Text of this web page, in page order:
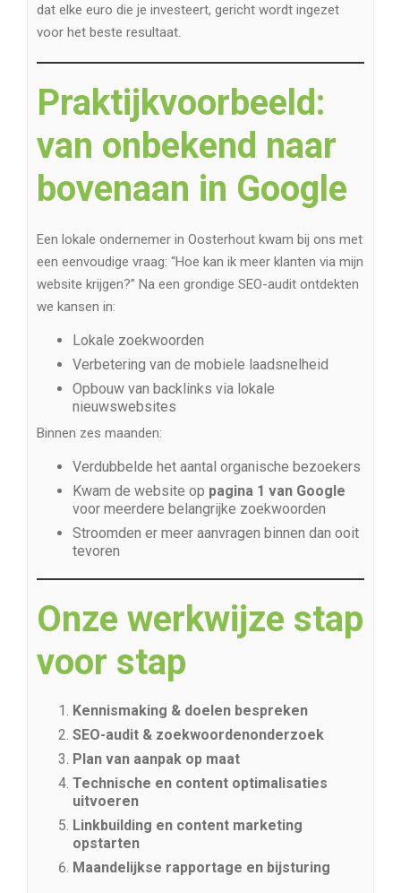
dat elke euro die je investeert, gericht wordt ingezet
voor het beste resultaat.
Praktijkvoorbeeld:
van onbekend naar
bovenaan in Google
Een lokale ondernemer in Oosterhout kwam bij ons met
een eenvoudige vraag: “Hoe kan ik meer klanten via mijn
website krijgen?” Na een grondige SEO-audit ontdekten
we kansen in:
Lokale zoekwoorden
Verbetering van de mobiele laadsnelheid
Opbouw van backlinks via lokale
nieuwswebsites
Binnen zes maanden:
Verdubbelde het aantal organische bezoekers
Kwam de website op pagina 1 van Google
voor meerdere belangrijke zoekwoorden
Stroomden er meer aanvragen binnen dan ooit
tevoren
Onze werkwijze stap
voor stap
Kennismaking & doelen bespreken
SEO-audit & zoekwoordenonderzoek
Plan van aanpak op maat
Technische en content optimalisaties
uitvoeren
Linkbuilding en content marketing
opstarten
Maandelijkse rapportage en bijsturing